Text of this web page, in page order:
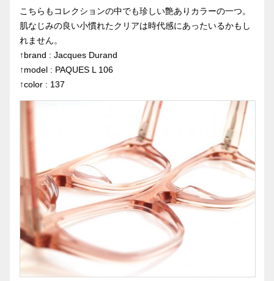
こちらもコレクションの中でも珍しい艶ありカラーの一つ。
肌なじみの良い小慣れたクリアは時代感にあったいるかもし
れません。
↑brand : Jacques Durand
↑model : PAQUES L 106
↑color : 137